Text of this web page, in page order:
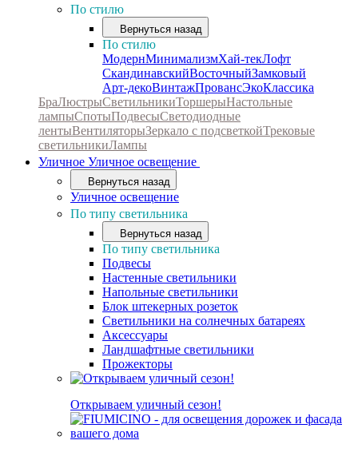
По стилю
Вернуться назад
По стилю
МодернМинимализмХай-текЛофт
СкандинавскийВосточныйЗамковый
Арт-декоВинтажПровансЭкоКлассика
БраЛюстрыСветильникиТоршерыНастольные
лампыСпотыПодвесыСветодиодные
лентыВентиляторыЗеркало с подсветкойТрековые
светильникиЛампы
Уличное Уличное освещение
Вернуться назад
Уличное освещение
По типу светильника
Вернуться назад
По типу светильника
Подвесы
Настенные светильники
Напольные светильники
Блок штекерных розеток
Светильники на солнечных батареях
Аксессуары
Ландшафтные светильники
Прожекторы
Открываем уличный сезон!